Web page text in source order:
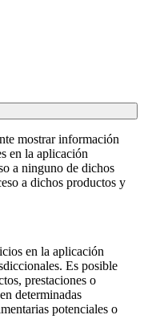
mostrar información
en la aplicación
a ninguno de dichos
a dichos productos y
en la aplicación
Es posible
prestaciones o
determinadas
potenciales o